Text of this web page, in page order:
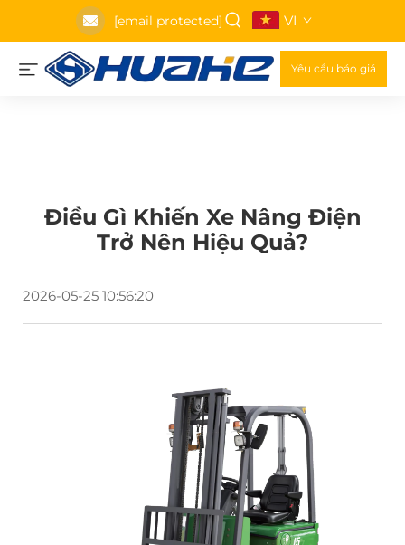
[email protected] VI
Yêu cầu báo giá
Điều Gì Khiến Xe Nâng Điện
Trở Nên Hiệu Quả?
2026-05-25 10:56:20